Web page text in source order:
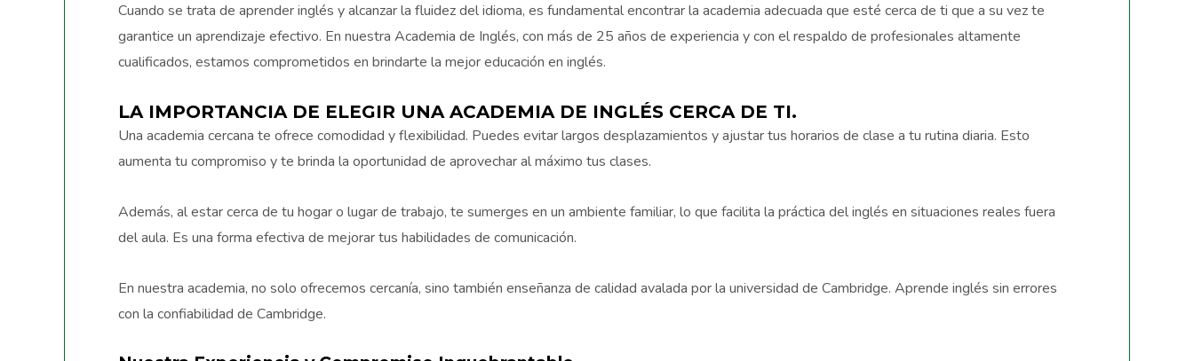
Cuando se trata de aprender inglés y alcanzar la fluidez del idioma, es fundamental encontrar la academia adecuada que esté cerca de ti que a su vez te
garantice un aprendizaje efectivo. En nuestra Academia de Inglés, con más de 25 años de experiencia y con el respaldo de profesionales altamente
cualificados, estamos comprometidos en brindarte la mejor educación en inglés.
LA IMPORTANCIA DE ELEGIR UNA ACADEMIA DE INGLÉS CERCA DE TI.
Una academia cercana te ofrece comodidad y flexibilidad. Puedes evitar largos desplazamientos y ajustar tus horarios de clase a tu rutina diaria. Esto
aumenta tu compromiso y te brinda la oportunidad de aprovechar al máximo tus clases.
Además, al estar cerca de tu hogar o lugar de trabajo, te sumerges en un ambiente familiar, lo que facilita la práctica del inglés en situaciones reales fuera
del aula. Es una forma efectiva de mejorar tus habilidades de comunicación.
En nuestra academia, no solo ofrecemos cercanía, sino también enseñanza de calidad avalada por la universidad de Cambridge. Aprende inglés sin errores
con la confiabilidad de Cambridge.